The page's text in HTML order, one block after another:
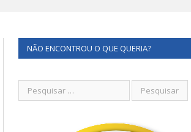
NÃO ENCONTROU O QUE QUERIA?